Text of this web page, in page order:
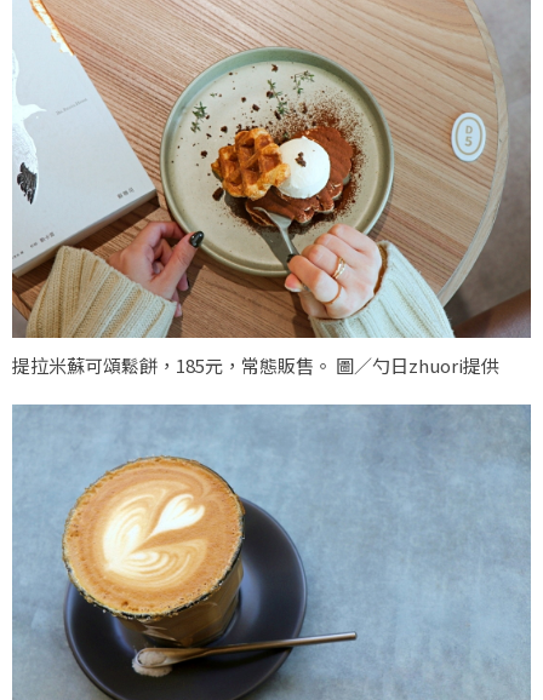
提拉米蘇可頌鬆餅，185元，常態販售。 圖／勺日zhuori提供